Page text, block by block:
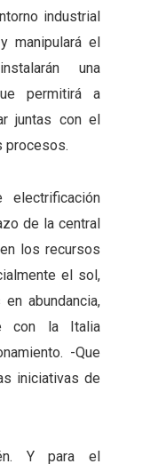
industrial
manipulará el
una
permitirá a
juntas con el
procesos.
electrificación
de la central
los recursos
el sol,
abundancia,
con la Italia
-Que
iniciativas de
Y para el